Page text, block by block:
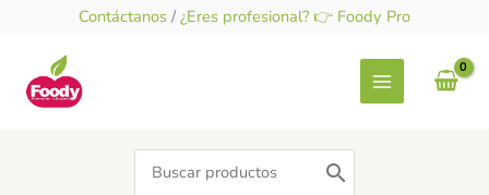
contenido
Contáctanos / ¿Eres profesional? 👉 Foody Pro
Search
for: